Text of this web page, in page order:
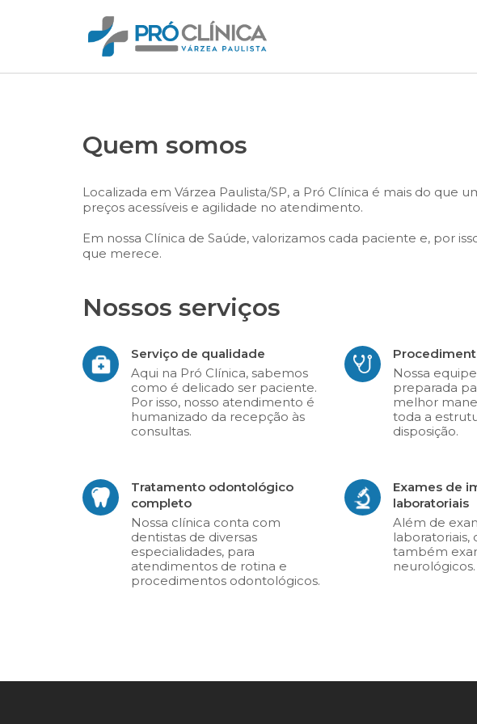
Quem somos
Localizada em Várzea Paulista/SP, a Pró Clínica é mais do
preços acessíveis e agilidade no atendimento.
Em nossa Clínica de Saúde, valorizamos cada paciente e, por
que merece.
Nossos serviços
Serviço de qualidade
Aqui na Pró Clínica, sabemos
como é delicado ser paciente.
Por isso, nosso atendimento é
humanizado da recepção às
consultas.
Nossa
preparada
melhor
toda a
disposição.
Tratamento odontológico
completo
Nossa clínica conta com
dentistas de diversas
especialidades, para
atendimentos de rotina e
procedimentos odontológicos.
Exames de
laboratoriais
Além de
laboratoriais,
também
neurológicos.